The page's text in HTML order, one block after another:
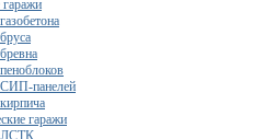
панелей
гаражи
ЛСТК